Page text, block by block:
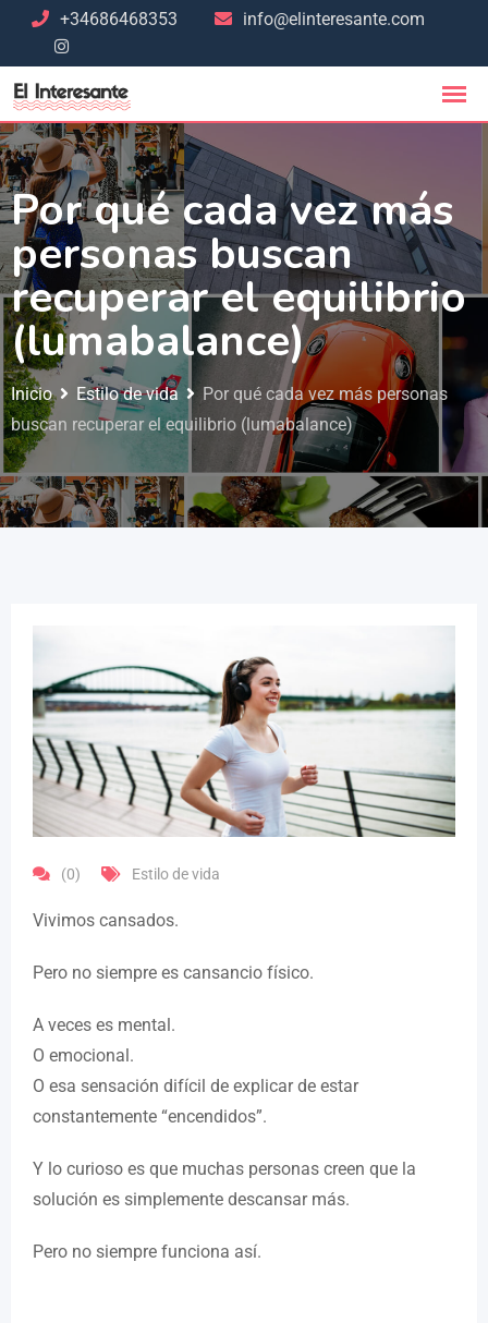
+34686468353 info@elinteresante.com
Por qué cada vez más
personas buscan
recuperar el equilibrio
(lumabalance)
Inicio Estilo de vida
Por qué cada vez más personas
buscan recuperar el equilibrio (lumabalance)
(0) Estilo de vida
Vivimos cansados.
Pero no siempre es cansancio físico.
A veces es mental.
O emocional.
O esa sensación difícil de explicar de estar
constantemente “encendidos”.
Y lo curioso es que muchas personas creen que la
solución es simplemente descansar más.
Pero no siempre funciona así.